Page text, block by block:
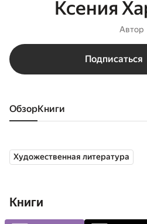
Ксения
Автор
Подписаться
Обзор книги
Художественная литература
Книги